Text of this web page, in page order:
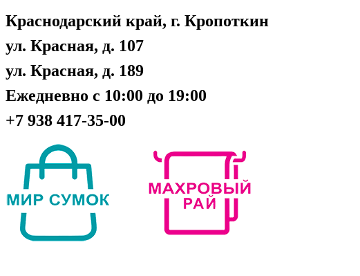
Краснодарский край, г. Кропоткин
ул. Красная, д. 107
ул. Красная, д. 189
Ежедневно с 10:00 до 19:00
+7 938 417-35-00